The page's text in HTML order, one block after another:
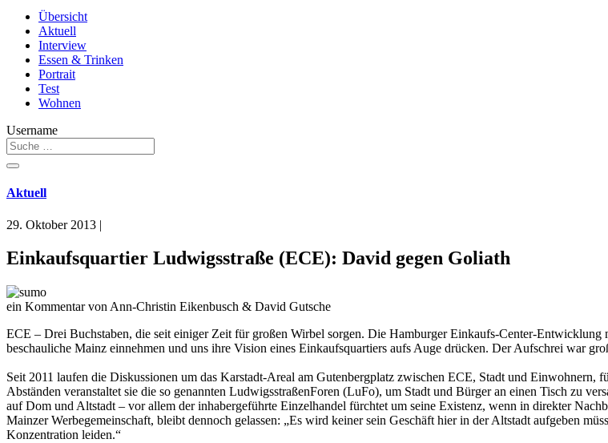
Übersicht
Aktuell
Interview
Essen & Trinken
Portrait
Test
Wohnen
Username
Aktuell
29. Oktober 2013 |
Einkaufsquartier Ludwigsstraße (ECE): David gegen Goliath
ein Kommentar von Ann-Christin Eikenbusch & David Gutsche
ECE – Drei Buchstaben, die seit einiger Zeit für großen Wirbel sorgen. Die Hamburger Einkaufs-Center-
beschauliche Mainz einnehmen und uns ihre Vision eines Einkaufsquartiers aufs Auge drücken. Der Aufschrei war
Seit 2011 laufen die Diskussionen um das Karstadt-Areal am Gutenbergplatz zwischen ECE, Stadt und Einwohnern,
Abständen veranstaltet sie die so genannten LudwigsstraßenForen (LuFo), um Stadt und Bürger an einen Tisch zu
auf Dom und Altstadt – vor allem der inhabergeführte Einzelhandel fürchtet um seine Existenz, wenn in direkter
Mainzer Werbegemeinschaft, bleibt dennoch gelassen: „Es wird keiner sein Geschäft hier in der Altstadt aufgeben
Konzentration leiden.“